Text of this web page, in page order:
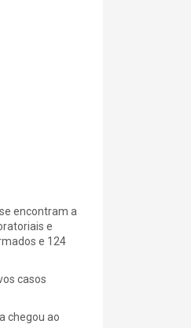
encontram a
e
e 124
casos
chegou ao